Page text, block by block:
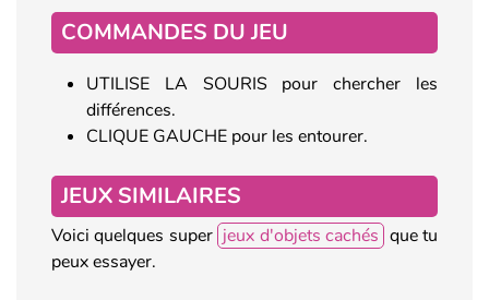
COMMANDES DU JEU
UTILISE LA SOURIS pour chercher les
différences.
CLIQUE GAUCHE pour les entourer.
JEUX SIMILAIRES
Voici quelques super jeux d'objets cachés que tu
peux essayer.